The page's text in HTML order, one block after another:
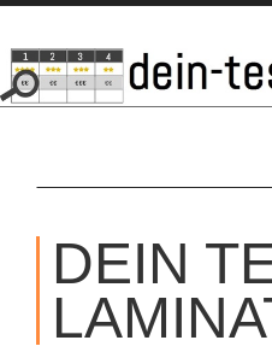
SKIP
CONTENT
DEIN